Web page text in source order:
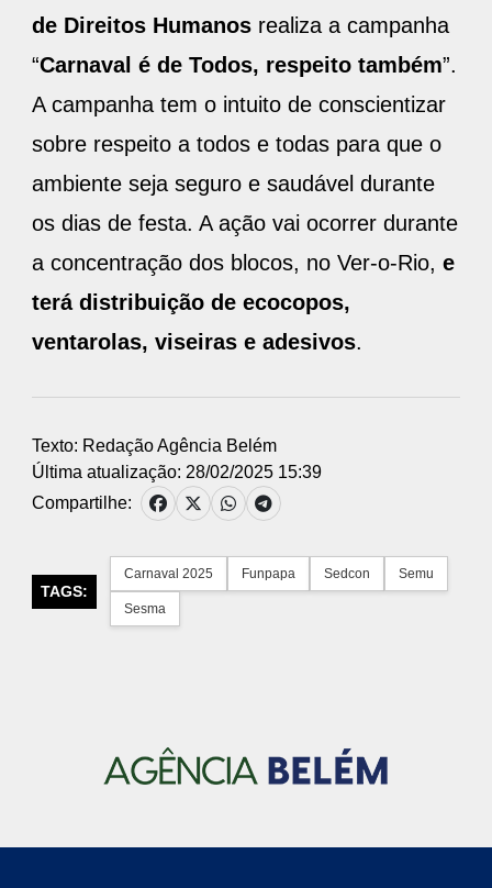
de Direitos Humanos realiza a campanha
“Carnaval é de Todos, respeito também”.
A campanha tem o intuito de conscientizar
sobre respeito a todos e todas para que o
ambiente seja seguro e saudável durante
os dias de festa. A ação vai ocorrer durante
a concentração dos blocos, no Ver-o-Rio, e
terá distribuição de ecocopos,
ventarolas, viseiras e adesivos.
Texto: Redação Agência Belém
Última atualização: 28/02/2025 15:39
Compartilhe:
TAGS:
Carnaval 2025 Funpapa Sedcon Semu
Sesma